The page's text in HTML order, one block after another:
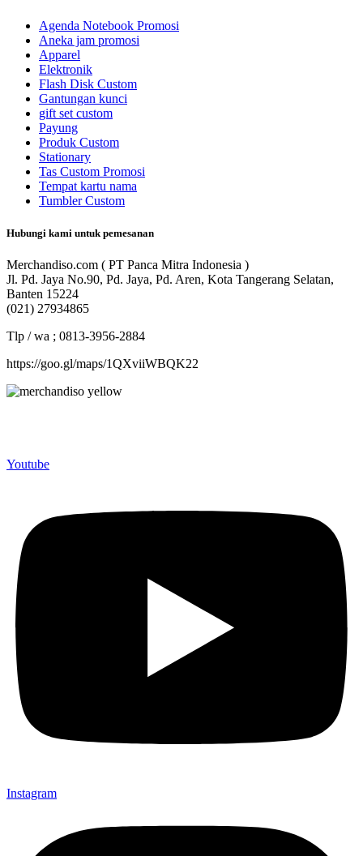
Agenda Notebook Promosi
Aneka jam promosi
Apparel
Elektronik
Flash Disk Custom
Gantungan kunci
gift set custom
Payung
Produk Custom
Stationary
Tas Custom Promosi
Tempat kartu nama
Tumbler Custom
Hubungi kami untuk pemesanan
Merchandiso.com ( PT Panca Mitra Indonesia )
Jl. Pd. Jaya No.90, Pd. Jaya, Pd. Aren, Kota Tangerang Selatan,
Banten 15224
(021) 27934865
Tlp / wa ; 0813-3956-2884
https://goo.gl/maps/1QXviiWBQK22
Youtube
Instagram